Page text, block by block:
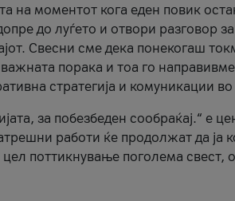
на моментот кога еден повик
до луѓето и отвори разговор
Свесни сме дека понекогаш
порака и тоа го
стратегија и комуникации
за побезбеден сообраќај.“ е
работи ќе продолжат да ја
поттикнување поголема свест,